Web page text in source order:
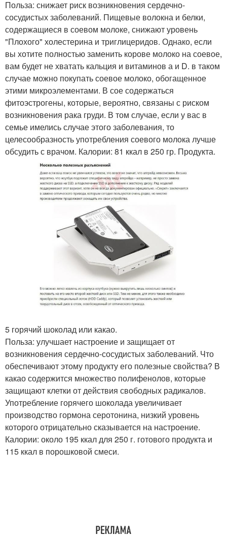
Польза: снижает риск возникновения сердечно-
сосудистых заболеваний. Пищевые волокна и белки,
содержащиеся в соевом молоке, снижают уровень
"Плохого" холестерина и триглицеридов. Однако, если
вы хотите полностью заменить корове молоко на соевое,
вам будет не хватать кальция и витаминов а и D. в таком
случае можно покупать соевое молоко, обогащенное
этими микроэлементами. В сое содержаться
фитоэстрогены, которые, вероятно, связаны с риском
возникновения рака груди. В том случае, если у вас в
семье имелись случае этого заболевания, то
целесообразность употребления соевого молока лучше
обсудить с врачом. Калории: 81 ккал в 250 гр. Продукта.
5 горячий шоколад или какао.
Польза: улучшает настроение и защищает от
возникновения сердечно-сосудистых заболеваний. Что
обеспечивают этому продукту его полезные свойства? В
какао содержится множество полифенолов, которые
защищают клетки от действия свободных радикалов.
Употребление горячего шоколада увеличивает
производство гормона серотонина, низкий уровень
которого отрицательно сказывается на настроение.
Калории: около 195 ккал для 250 г. готового продукта и
115 ккал в порошковой смеси.